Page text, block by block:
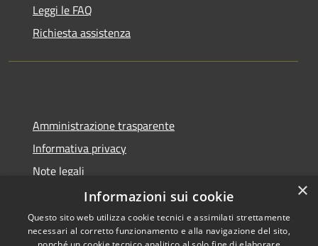
Leggi le FAQ
Richiesta assistenza
Amministrazione trasparente
Informativa privacy
Note legali
Dichiarazione di accessibilità
×
Informazioni sui cookie
Questo sito web utilizza cookie tecnici e assimilati strettamente
necessari al corretto funzionamento e alla navigazione del sito,